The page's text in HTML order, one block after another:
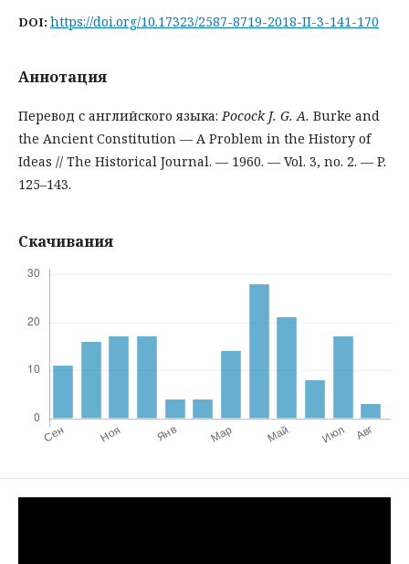
DOI: https://doi.org/10.17323/2587-8719-2018-II-3-141-170
Аннотация
Перевод с английского языка:Pocock J. G. A. Burke and
the Ancient Constitution — A Problem in the History of
Ideas // The Historical Journal. — 1960. — Vol. 3, no. 2. — P.
125–143.
Скачивания